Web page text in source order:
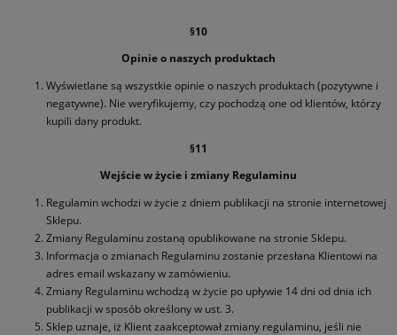
§10
Opinie o naszych produktach
Wyświetlane są wszystkie opinie o naszych produktach (pozytywne i
negatywne). Nie weryfikujemy, czy pochodzą one od klientów, którzy
kupili dany produkt.
§11
Wejście w życie i zmiany Regulaminu
Regulamin wchodzi w życie z dniem publikacji na stronie internetowej
Sklepu.
Zmiany Regulaminu zostaną opublikowane na stronie Sklepu.
Informacja o zmianach Regulaminu zostanie przesłana Klientowi na
adres email wskazany w zamówieniu.
Zmiany Regulaminu wchodzą w życie po upływie 14 dni od dnia ich
publikacji w sposób określony w ust. 3.
Sklep uznaje, iż Klient zaakceptował zmiany regulaminu, jeśli nie